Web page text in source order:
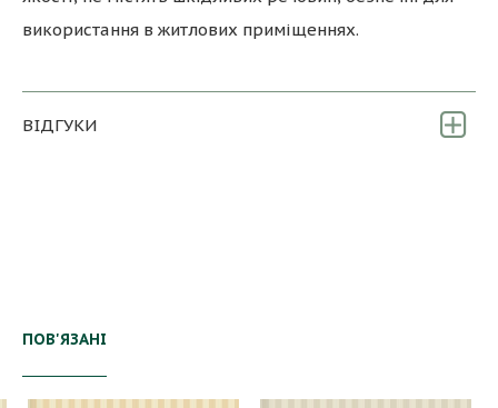
використання в житлових приміщеннях.
ВІДГУКИ
ПОВ'ЯЗАНІ